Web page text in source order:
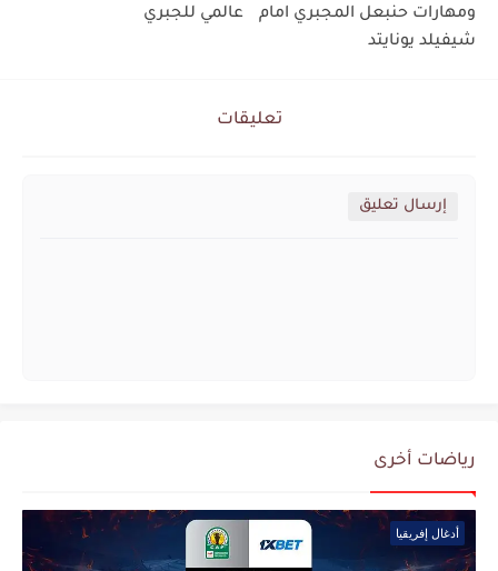
ومهارات حنبعل المجبري امام
شيفيلد يونايتد
عالمي للجبري
تعليقات
إرسال تعليق
رياضات أخرى
أدغال إفريقيا